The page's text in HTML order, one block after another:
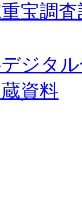
宝調
ジタ
資料